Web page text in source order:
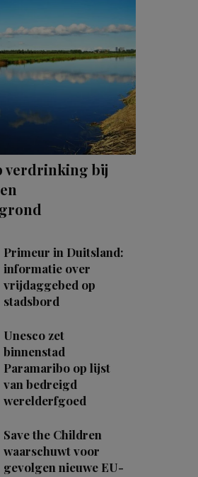
verdrinking bij
Primeur in Duitsland:
informatie over
vrijdaggebed op
stadsbord
Unesco zet
binnenstad
Paramaribo op lijst
van bedreigd
werelderfgoed
Save the Children
waarschuwt voor
gevolgen nieuwe EU-